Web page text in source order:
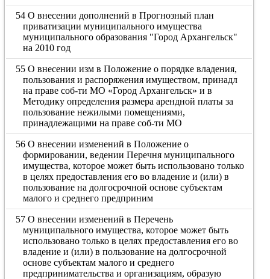
54 О внесении дополнений в Прогнозный план
приватизации муниципального имущества
муниципального образования "Город Архангельск"
на 2010 год
55 О внесении изм в Положение о порядке владения,
пользования и распоряжения имуществом, принадл
на праве соб-ти МО «Город Архангельск» и в
Методику определения размера арендной платы за
пользование нежилыми помещениями,
принадлежащими на праве соб-ти МО
56 О внесении изменений в Положение о
формировании, ведении Перечня муниципального
имущества, которое может быть использовано только
в целях предоставления его во владение и (или) в
пользование на долгосрочной основе субъектам
малого и среднего предприним
57 О внесении изменений в Перечень
муниципального имущества, которое может быть
использовано только в целях предоставления его во
владение и (или) в пользование на долгосрочной
основе субъектам малого и среднего
предпринимательства и организациям, образую